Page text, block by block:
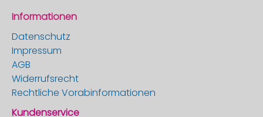
Informationen
Datenschutz
Impressum
AGB
Widerrufsrecht
Rechtliche Vorabinformationen
Kundenservice